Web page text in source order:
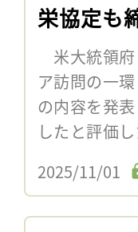
栄協定も
米大統領府
ア訪問の一
の内容を発
したと評価
2025/11/01